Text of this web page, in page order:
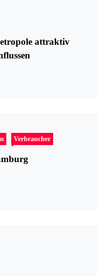
attraktiv
Verbraucher